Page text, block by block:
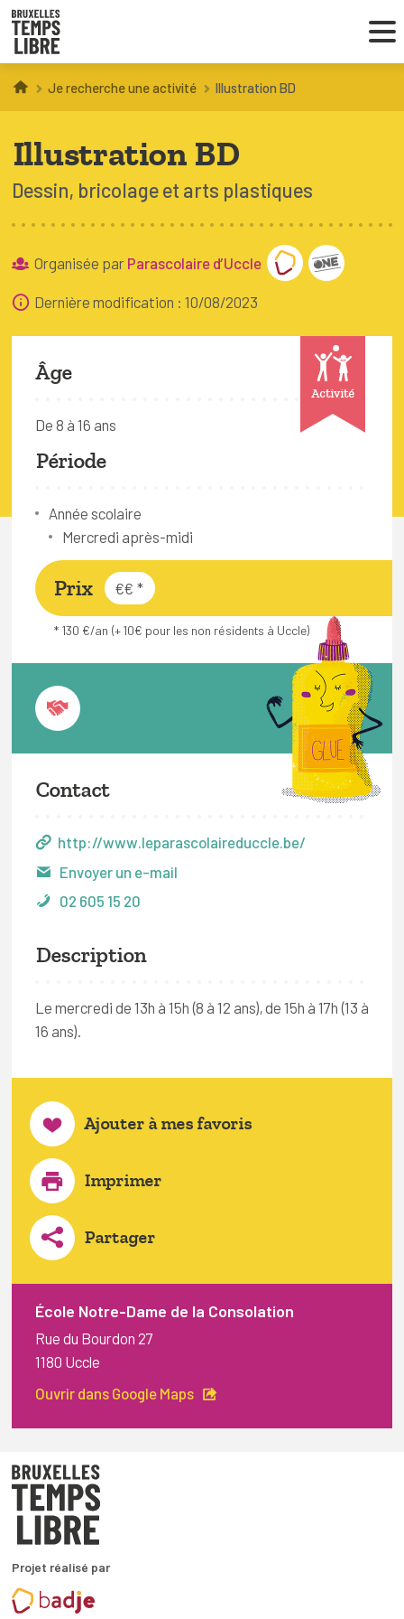
Infos parents
Droit au loisir
Coordinations ATL
VOUS CHERCHEZ DES ACTIVITÉS
À BRUXELLES
Trouver une activité
Connexion
Bruxelles Temps Libre
Je recherche une activité Illustration BD
Illustration BD
Dessin, bricolage et arts plastiques
Organisée par Parascolaire d’Uccle
Dernière modification : 10/08/2023
Activité
Âge
De 8 à 16 ans
Période
Année scolaire
Mercredi après-midi
Prix €€ *
* 130 €/an (+ 10€ pour les non résidents à Uccle)
Contact
http://www.leparascolaireduccle.be/
Envoyer un e-mail
02 605 15 20
Description
Le mercredi de 13h à 15h (8 à 12 ans), de 15h à 17h (13 à
16 ans).
Ajouter à mes favoris
Imprimer
Partager
École Notre-Dame de la Consolation
Rue du Bourdon 27
1180 Uccle
Ouvrir dans Google Maps
Projet réalisé par